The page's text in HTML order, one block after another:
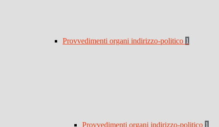
Provvedimenti organi indirizzo-politico 1
Provvedimenti organi indirizzo-politico 1